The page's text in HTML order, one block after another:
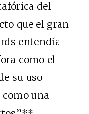
del
que el gran
entendía
como el
su uso
una